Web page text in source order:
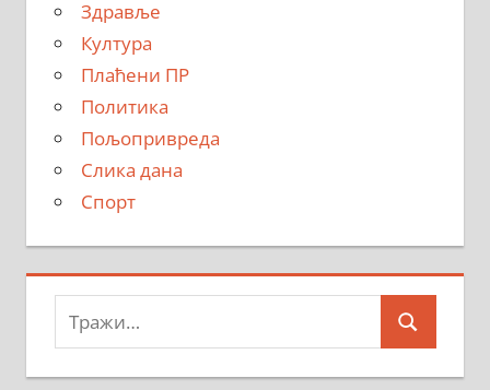
Здравље
Култура
Плаћени ПР
Политика
Пољопривреда
Слика дана
Спорт
Тражи:
Search